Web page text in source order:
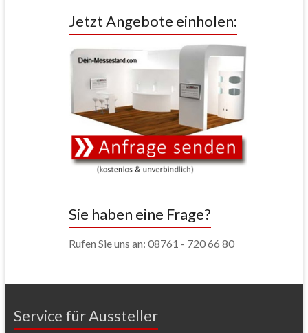
Jetzt Angebote einholen:
Sie haben eine Frage?
Rufen Sie uns an: 08761 - 720 66 80
Service für Aussteller